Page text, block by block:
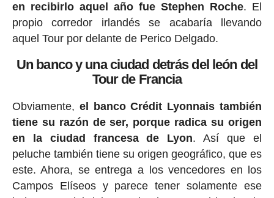
en recibirlo aquel año fue Stephen Roche. El
propio corredor irlandés se acabaría llevando
aquel Tour por delante de Perico Delgado.
Un banco y una ciudad detrás del león del
Tour de Francia
Obviamente, el banco Crédit Lyonnais también
tiene su razón de ser, porque radica su origen
en la ciudad francesa de Lyon. Así que el
peluche también tiene su origen geográfico, que es
este. Ahora, se entrega a los vencedores en los
Campos Elíseos y parece tener solamente ese